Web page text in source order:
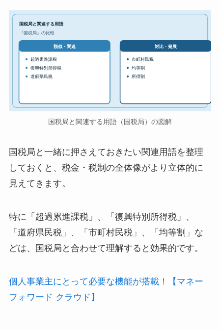
国税局と関連する用語
『国税局』の比較
類似・関連
超過累進課税
復興特別所得税
道府県民税
対比・発展
市町村民税
均等割
所得割
国税局と関連する用語（国税局）の図解
国税局と一緒に押さえておきたい関連用語を整理
しておくと、税金・税制の全体像がより立体的に
見えてきます。
特に「超過累進課税」、「復興特別所得税」、
「道府県民税」、「市町村民税」、「均等割」な
どは、国税局と合わせて理解すると効果的です。
個人事業主にとって必要な機能が搭載！【マネー
フォワード クラウド】